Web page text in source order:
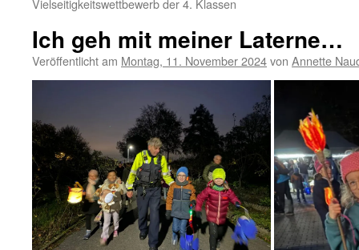
Vielseitigkeitswettbewerb der 4. Klassen
Ich geh mit meiner Laterne…
Veröffentlicht am Montag, 11. November 2024von Annette